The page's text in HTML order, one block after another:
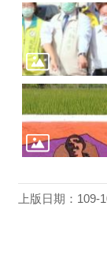
上版日期：109-